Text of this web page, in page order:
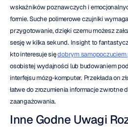
wskaźników poznawczych i
formie. Suche polimerowe czujniki
przygotowanie, dzięki czemu możesz
sesję w kilka sekund. Insight to
kto interesuje się dobrym
osobistej wydajności lub budowaniem
interfejsu mózg-komputer. Przekłada on
łatwe do zrozumienia informacje zwrotne
zaangażowania.
Inne Godne Uwagi